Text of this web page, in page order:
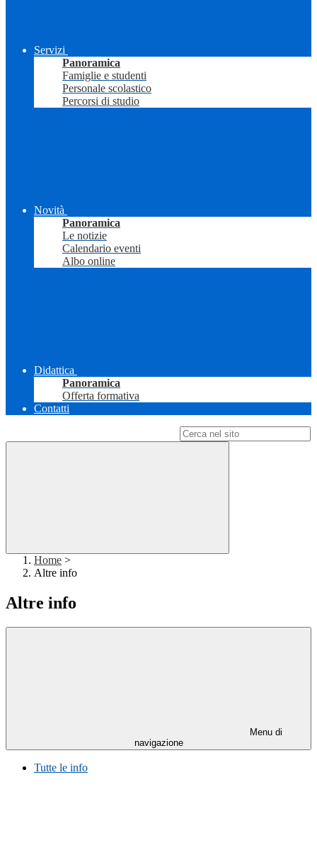
Servizi
Panoramica
Famiglie e studenti
Personale scolastico
Percorsi di studio
Novità
Panoramica
Le notizie
Calendario eventi
Albo online
Didattica
Panoramica
Offerta formativa
Contatti
Home >
Altre info
Altre info
Menu di
navigazione
Tutte le info